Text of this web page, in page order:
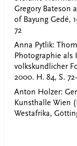
Gregory Bateson
of Bayung Gedé,
72
Anna Pytlik:
Photographie
volkskundlicher
2000. H. 84, S.
Anton Holzer:
Kunsthalle Wien
Westafrika,